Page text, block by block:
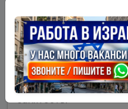
Детали вакансии
Тип: